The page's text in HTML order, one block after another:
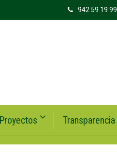
942 59 19 99
Proyectos Transparencia